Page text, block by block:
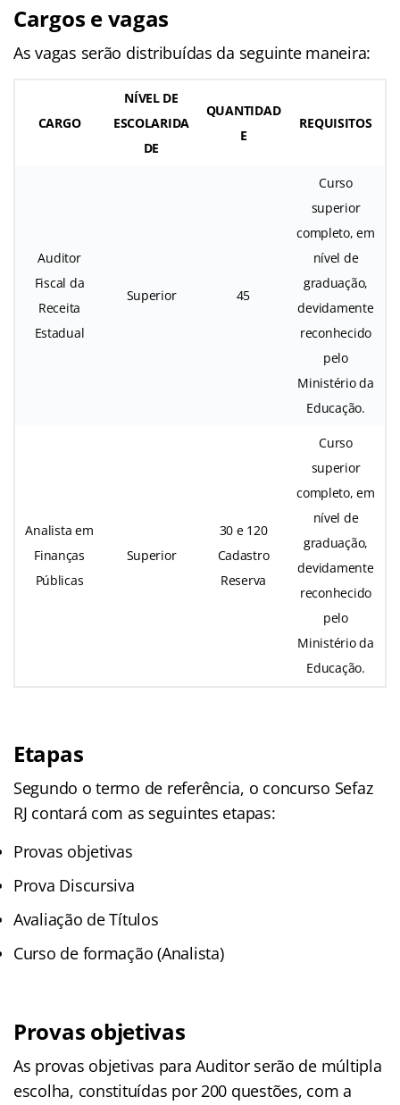
Cargos e vagas
As vagas serão distribuídas da seguinte maneira:
CARGO
NÍVEL DE
ESCOLARIDA
DE
QUANTIDAD
E
REQUISITOS
Auditor
Fiscal da
Receita
Estadual
Superior 45
Curso
superior
completo, em
nível de
graduação,
devidamente
reconhecido
pelo
Ministério da
Educação.
Analista em
Finanças
Públicas
Superior
30 e 120
Cadastro
Reserva
Curso
superior
completo, em
nível de
graduação,
devidamente
reconhecido
pelo
Ministério da
Educação.
Etapas
Segundo o termo de referência, o concurso Sefaz
RJ contará com as seguintes etapas:
Provas objetivas
Prova Discursiva
Avaliação de Títulos
Curso de formação (Analista)
Provas objetivas
As provas objetivas para Auditor serão de múltipla
escolha, constituídas por 200 questões, com a